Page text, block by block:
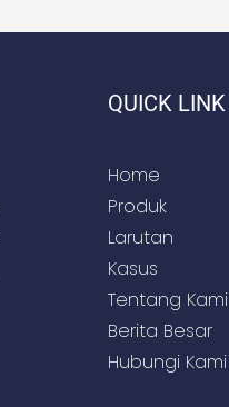
QUICK LINK
Home
Produk
Larutan
Kasus
Tentang Kami
Berita Besar
Hubungi Kami